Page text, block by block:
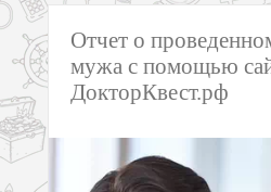
Отчет о
мужа с помощью
ДокторКвест.рф